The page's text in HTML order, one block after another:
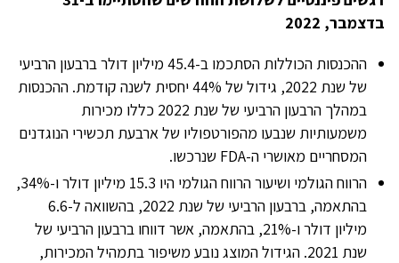
בדצמבר, 2022
ההכנסות הכוללות הסתכמו ב-45.4 מיליון דולר ברבעון הרביעי
של שנת 2022, גידול של 44% יחסית לשנה קודמת. ההכנסות
במהלך הרבעון הרביעי של שנת 2022 כללו מכירות
משמעותיות שנבעו מהפורטפוליו של ארבעת תכשירי הנוגדנים
המסחריים מאושרי ה-FDA שנרכשו.
הרווח הגולמי ושיעור הרווח הגולמי היו 15.3 מיליון דולר ו-34%,
בהתאמה, ברבעון הרביעי של שנת 2022, בהשוואה ל-6.6
מיליון דולר ו-21%, בהתאמה, אשר דווחו ברבעון הרביעי של
שנת 2021. הגידול המוצג נובע משיפור בתמהיל המכירות,